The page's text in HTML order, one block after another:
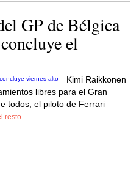
GP de Bélgica
el
Kimi Raikkonen
libres para el Gran
todos, el piloto de Ferrari
resto